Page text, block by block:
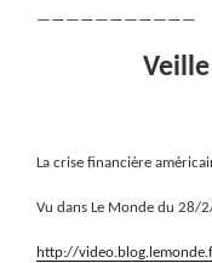
———————————
La crise financière
Vu dans Le Monde du 28/
http://